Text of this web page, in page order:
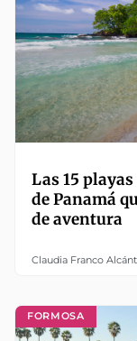
Las 15
de Panamá
de aventura
Claudia Franco
FORMOSA